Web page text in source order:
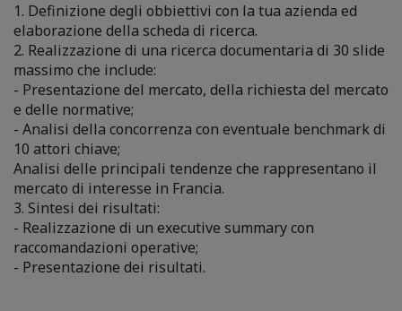
1. Definizione degli obbiettivi con la tua azienda ed
elaborazione della scheda di ricerca.
2. Realizzazione di una ricerca documentaria di 30 slide
massimo che include:
- Presentazione del mercato, della richiesta del mercato
e delle normative;
- Analisi della concorrenza con eventuale benchmark di
10 attori chiave;
Analisi delle principali tendenze che rappresentano il
mercato di interesse in Francia.
3. Sintesi dei risultati:
- Realizzazione di un executive summary con
raccomandazioni operative;
- Presentazione dei risultati.